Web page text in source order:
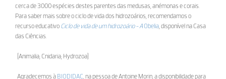
cerca de 3000 espécies destes parentes das medusas, anémonas e corais.
Para saber mais sobre o ciclo de vida dos hidrozoários, recomendamos o
recurso educativo Ciclo de vida de um hidrozoário - AObelia, disponível na Casa
das Ciências.
[Animalia; Cnidaria; Hydrozoa]
Agradecemos à BIODIDAC, na pessoa de Antoine Morin, a disponibilidade para